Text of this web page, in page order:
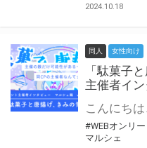
2024.10.18
同人 女性向け
「駄菓子
主催者イ
#WEBオンリー
マルシェ